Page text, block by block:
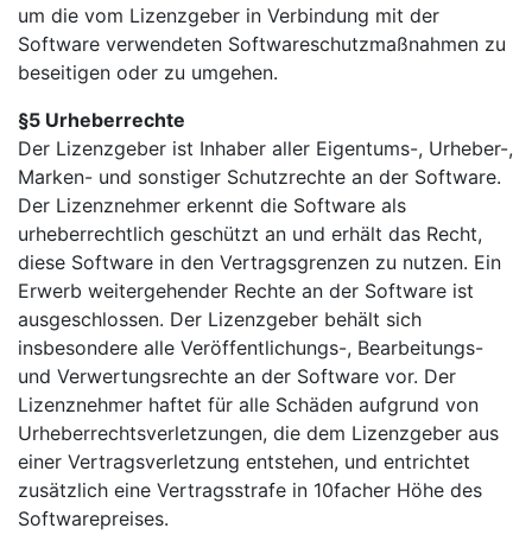
um die vom Lizenzgeber in Verbindung mit der
Software verwendeten Softwareschutzmaßnahmen zu
beseitigen oder zu umgehen.
§5 Urheberrechte
Der Lizenzgeber ist Inhaber aller Eigentums-, Urheber-,
Marken- und sonstiger Schutzrechte an der Software.
Der Lizenznehmer erkennt die Software als
urheberrechtlich geschützt an und erhält das Recht,
diese Software in den Vertragsgrenzen zu nutzen. Ein
Erwerb weitergehender Rechte an der Software ist
ausgeschlossen. Der Lizenzgeber behält sich
insbesondere alle Veröffentlichungs-, Bearbeitungs-
und Verwertungsrechte an der Software vor. Der
Lizenznehmer haftet für alle Schäden aufgrund von
Urheberrechtsverletzungen, die dem Lizenzgeber aus
einer Vertragsverletzung entstehen, und entrichtet
zusätzlich eine Vertragsstrafe in 10facher Höhe des
Softwarepreises.